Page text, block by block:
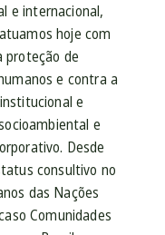
e internacional,
hoje com
proteção de
e contra a
e
e
Desde
consultivo no
das Nações
Comunidades